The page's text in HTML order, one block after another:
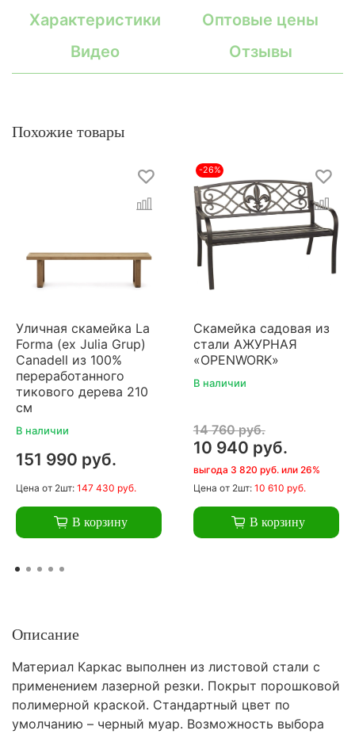
Характеристики
Оптовые цены
Видео
Отзывы
Похожие товары
Уличная скамейка La
Forma (ex Julia Grup)
Canadell из 100%
переработанного
тикового дерева 210
см
В наличии
151 990 руб.
Цена от 2шт: 147 430 руб.
В корзину
-26%
Скамейка садовая из
стали АЖУРНАЯ
«OPENWORK»
В наличии
14 760 руб.
10 940 руб.
выгода 3 820 руб. или 26%
Цена от 2шт: 10 610 руб.
В корзину
Описание
Материал Каркас выполнен из листовой стали с
применением лазерной резки. Покрыт порошковой
полимерной краской. Стандартный цвет по
умолчанию – черный муар. Возможность выбора